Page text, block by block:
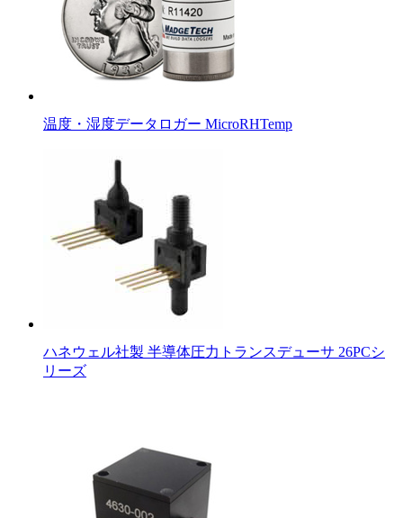
温度・湿度データロガー MicroRHTemp
ハネウェル社製 半導体圧力トランスデューサ 26PCシ
リーズ